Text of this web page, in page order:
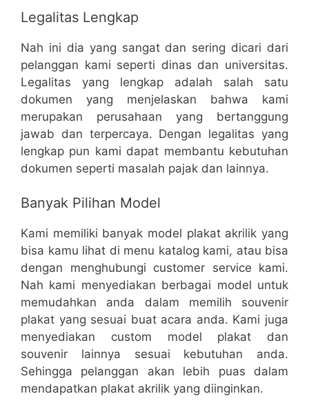
Legalitas Lengkap
Nah ini dia yang sangat dan sering dicari dari
pelanggan kami seperti dinas dan universitas.
Legalitas yang lengkap adalah salah satu
dokumen yang menjelaskan bahwa kami
merupakan perusahaan yang bertanggung
jawab dan terpercaya. Dengan legalitas yang
lengkap pun kami dapat membantu kebutuhan
dokumen seperti masalah pajak dan lainnya.
Banyak Pilihan Model
Kami memiliki banyak model plakat akrilik yang
bisa kamu lihat di menu katalog kami, atau bisa
dengan menghubungi customer service kami.
Nah kami menyediakan berbagai model untuk
memudahkan anda dalam memilih souvenir
plakat yang sesuai buat acara anda. Kami juga
menyediakan custom model plakat dan
souvenir lainnya sesuai kebutuhan anda.
Sehingga pelanggan akan lebih puas dalam
mendapatkan plakat akrilik yang diinginkan.